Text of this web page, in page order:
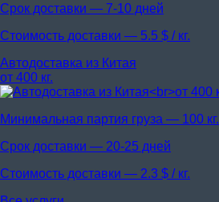
Срок доставки — 7-10 дней
Стоимость доставки — 5.5 $ / кг.
Автодоставка из Китая
от 400 кг.
Минимальная партия груза — 100 кг.
Срок доставки — 20-25 дней
Стоимость доставки — 2.3 $ / кг.